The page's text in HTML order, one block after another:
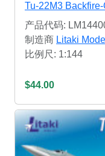
Tu-22M3
产品代码:
制造商 Litaki
比例尺: 1:144
$44.00